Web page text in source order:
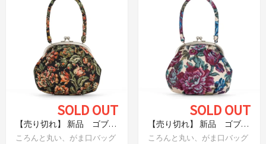
SOLD OUT
【売り切れ】 新品 ゴブラン柄 がま口バッグ 花とフルーツ
ころんと丸い、がま口バッグ
SOLD OUT
【売り切れ】 新品 ゴブラン柄 がま口バッグ ローズ
ころんと丸い、がま口バッグ